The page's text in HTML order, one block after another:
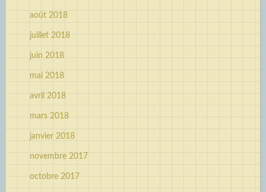
août 2018
juillet 2018
juin 2018
mai 2018
avril 2018
mars 2018
janvier 2018
novembre 2017
octobre 2017